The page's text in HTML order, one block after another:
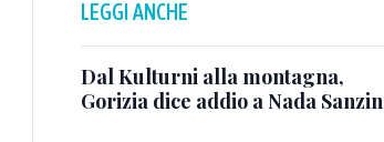
LEGGI ANCHE
Dal Kulturni alla montagna,
Gorizia dice addio a Nada Sanzin